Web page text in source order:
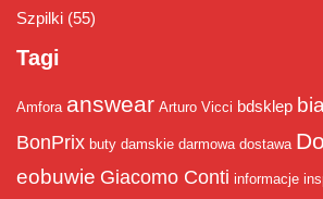
Szpilki (55)
Tagi
Amfora answear Arturo Vicci bdsklep
BonPrix buty damskie darmowa dostawa
eobuwie Giacomo Conti informacje